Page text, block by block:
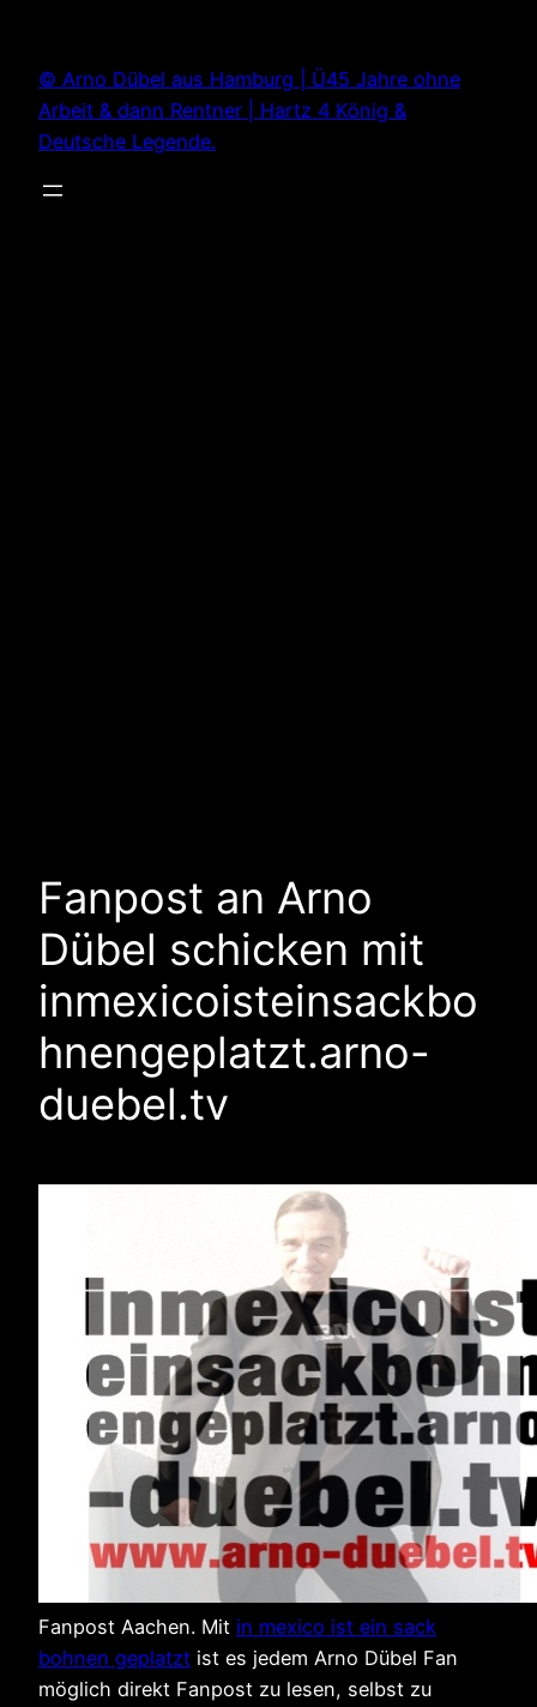
springen
© Arno Dübel aus Hamburg | Ü45 Jahre ohne
Arbeit & dann Rentner | Hartz 4 König &
Deutsche Legende.
Fanpost an Arno
Dübel schicken mit
inmexicoisteinsackbo
hnengeplatzt.arno-
duebel.tv
Fanpost Aachen. Mit in mexico ist ein sack
bohnen geplatzt ist es jedem Arno Dübel Fan
möglich direkt Fanpost zu lesen, selbst zu